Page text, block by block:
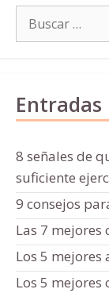
Buscar:
8 señales de
suficiente
9 consejos
Las 7
Los 5 mejores
Los 5